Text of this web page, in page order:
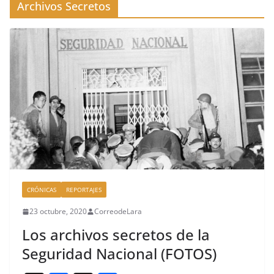
Archivos Secretos
CRÓNICAS REPORTAJES
23 octubre, 2020 CorreodeLara
Los archivos secretos de la
Seguridad Nacional (FOTOS)